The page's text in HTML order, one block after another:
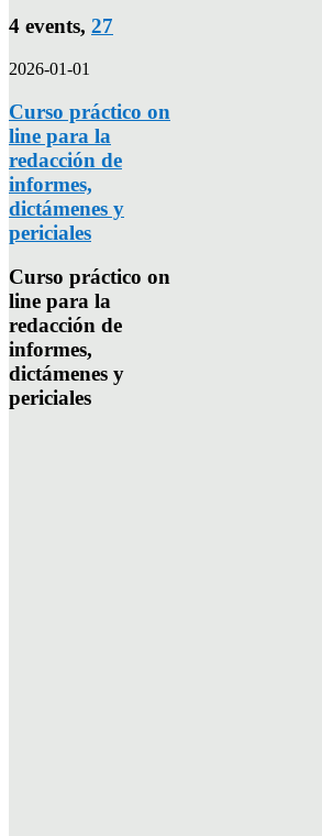
4 events, 27
2026-01-01
Curso práctico on
line para la
redacción de
informes,
dictámenes y
periciales
Curso práctico on
line para la
redacción de
informes,
dictámenes y
periciales